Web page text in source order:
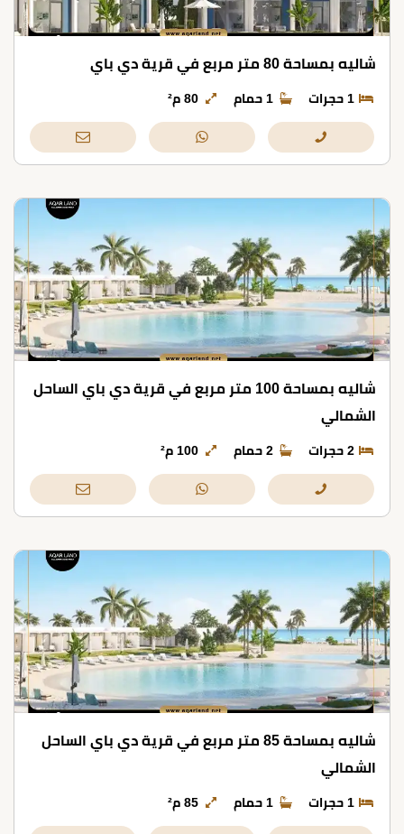
شاليه بمساحة 80 متر مربع في قرية دي باي
1 حجرات 1 حمام 80 م²
شاليه بمساحة 100 متر مربع في قرية دي باي الساحل
الشمالي
2 حجرات 2 حمام 100 م²
شاليه بمساحة 85 متر مربع في قرية دي باي الساحل
الشمالي
1 حجرات 1 حمام 85 م²